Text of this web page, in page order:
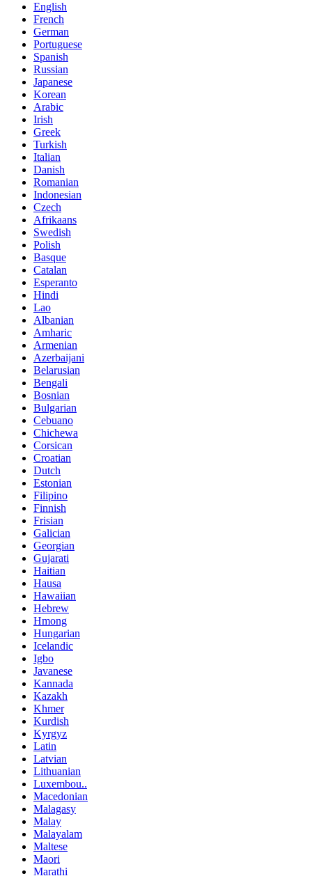
English
French
German
Portuguese
Spanish
Russian
Japanese
Korean
Arabic
Irish
Greek
Turkish
Italian
Danish
Romanian
Indonesian
Czech
Afrikaans
Swedish
Polish
Basque
Catalan
Esperanto
Hindi
Lao
Albanian
Amharic
Armenian
Azerbaijani
Belarusian
Bengali
Bosnian
Bulgarian
Cebuano
Chichewa
Corsican
Croatian
Dutch
Estonian
Filipino
Finnish
Frisian
Galician
Georgian
Gujarati
Haitian
Hausa
Hawaiian
Hebrew
Hmong
Hungarian
Icelandic
Igbo
Javanese
Kannada
Kazakh
Khmer
Kurdish
Kyrgyz
Latin
Latvian
Lithuanian
Luxembou..
Macedonian
Malagasy
Malay
Malayalam
Maltese
Maori
Marathi